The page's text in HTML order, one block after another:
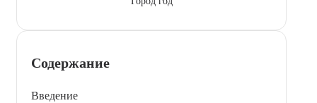
Содержание
Введение